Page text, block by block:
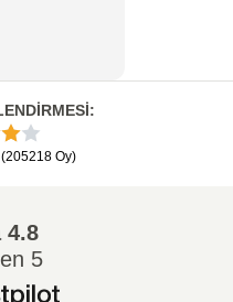
:
(205218 Oy)
4.8
5